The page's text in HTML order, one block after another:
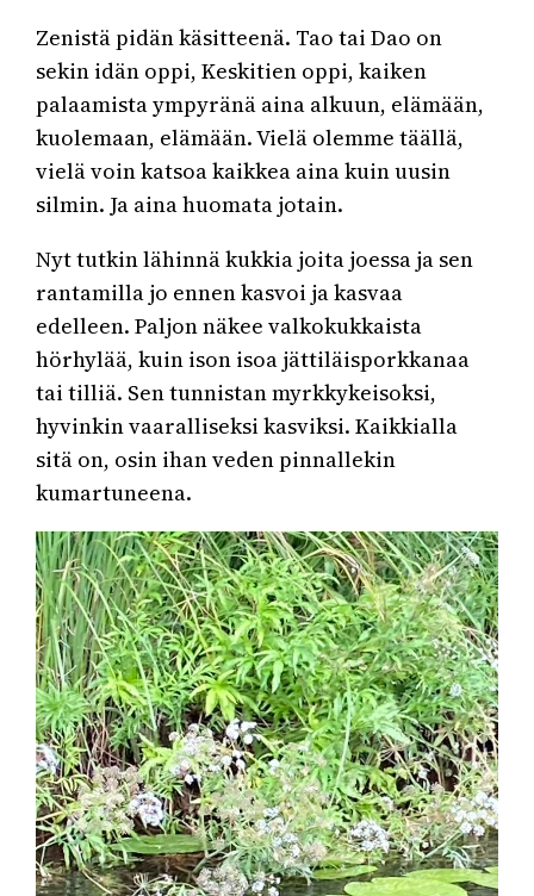
Zenistä pidän käsitteenä. Tao tai Dao on
sekin idän oppi, Keskitien oppi, kaiken
palaamista ympyränä aina alkuun, elämään,
kuolemaan, elämään. Vielä olemme täällä,
vielä voin katsoa kaikkea aina kuin uusin
silmin. Ja aina huomata jotain.
Nyt tutkin lähinnä kukkia joita joessa ja sen
rantamilla jo ennen kasvoi ja kasvaa
edelleen. Paljon näkee valkokukkaista
hörhylää, kuin ison isoa jättiläisporkkanaa
tai tilliä. Sen tunnistan myrkkykeisoksi,
hyvinkin vaaralliseksi kasviksi. Kaikkialla
sitä on, osin ihan veden pinnallekin
kumartuneena.